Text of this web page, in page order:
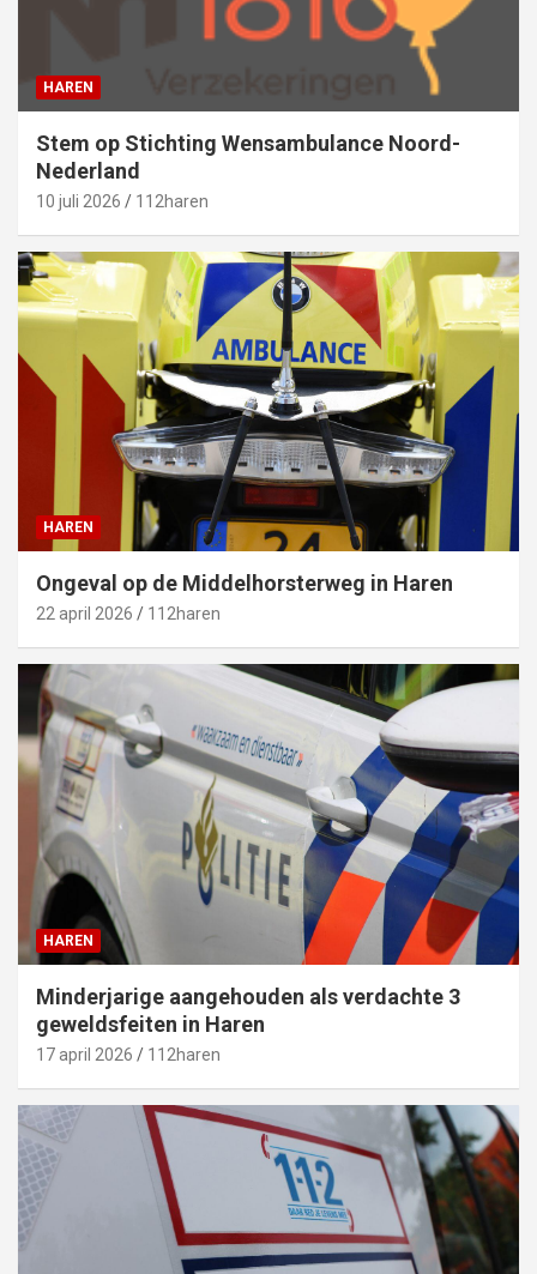
HAREN
Stem op Stichting Wensambulance Noord-
Nederland
10 juli 2026 112haren
HAREN
Ongeval op de Middelhorsterweg in Haren
22 april 2026 112haren
HAREN
Minderjarige aangehouden als verdachte 3
geweldsfeiten in Haren
17 april 2026 112haren